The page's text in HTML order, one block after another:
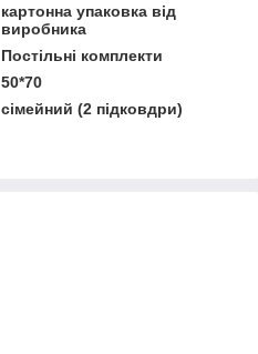
картонна упаковка від
виробника
Постільні комплекти
50*70
сімейний (2 підковдри)